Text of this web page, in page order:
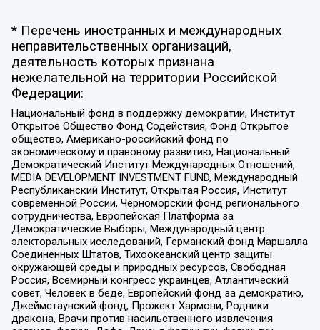
* Перечень иностранных и международных
неправительственных организаций,
деятельность которых признана
нежелательной на территории Российской
Федерации:
Национальный фонд в поддержку демократии, Институт
Открытое Общество Фонд Содействия, Фонд Открытое
общество, Американо-российский фонд по
экономическому и правовому развитию, Национальный
Демократический Институт Международных Отношений,
MEDIA DEVELOPMENT INVESTMENT FUND, Международный
Республиканский Институт, Открытая Россия, Институт
современной России, Черноморский фонд регионального
сотрудничества, Европейская Платформа за
Демократические Выборы, Международный центр
электоральных исследований, Германский фонд Маршалла
Соединенных Штатов, Тихоокеанский центр защиты
окружающей среды и природных ресурсов, Свободная
Россия, Всемирный конгресс украинцев, Атлантический
совет, Человек в беде, Европейский фонд за демократию,
Джеймстаунский фонд, Прожект Хармони, Родники
дракона, Врачи против насильственного извлечения